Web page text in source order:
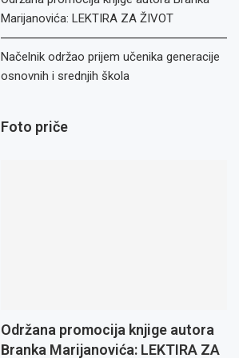
Marijanovića: LEKTIRA ZA ŽIVOT
Načelnik održao prijem učenika generacije
osnovnih i srednjih škola
Foto priče
Održana promocija knjige autora
Branka Marijanovića: LEKTIRA ZA